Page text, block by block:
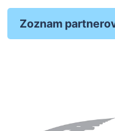
Zoznam